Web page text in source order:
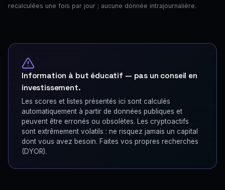
recalculées une fois par jour ; aucune donnée intrajournalière.
Information à but éducatif — pas un conseil en
investissement.
Les scores et listes présentés ici sont calculés
automatiquement à partir de données publiques et
peuvent être erronés ou obsolètes. Les cryptoactifs
sont extrêmement volatils : ne risquez jamais un capital
dont vous avez besoin. Faites vos propres recherches
(DYOR).